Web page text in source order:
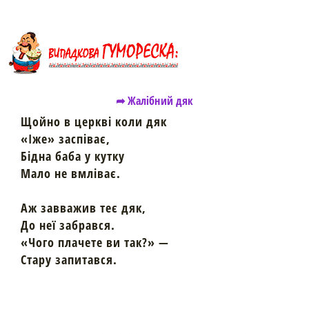
➦ Жалібний дяк
Щойно в церкві коли дяк
«Іже» заспіває,
Бідна баба у кутку
Мало не вмліває.
Аж завважив теє дяк,
До неї забрався.
«Чого плачете ви так?» —
Стару запитався.